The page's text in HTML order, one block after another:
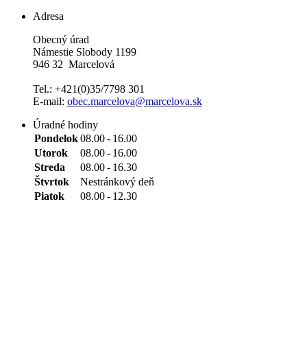
Adresa
Obecný úrad
Námestie Slobody 1199
946 32 Marcelová
Tel.: +421(0)35/7798 301
E-mail: obec.marcelova@marcelova.sk
Úradné hodiny
Pondelok08.00- 16.00
Utorok
08.00- 16.00
Streda
08.00- 16.30
Štvrtok
Nestránkový deň
Piatok
08.00- 12.30